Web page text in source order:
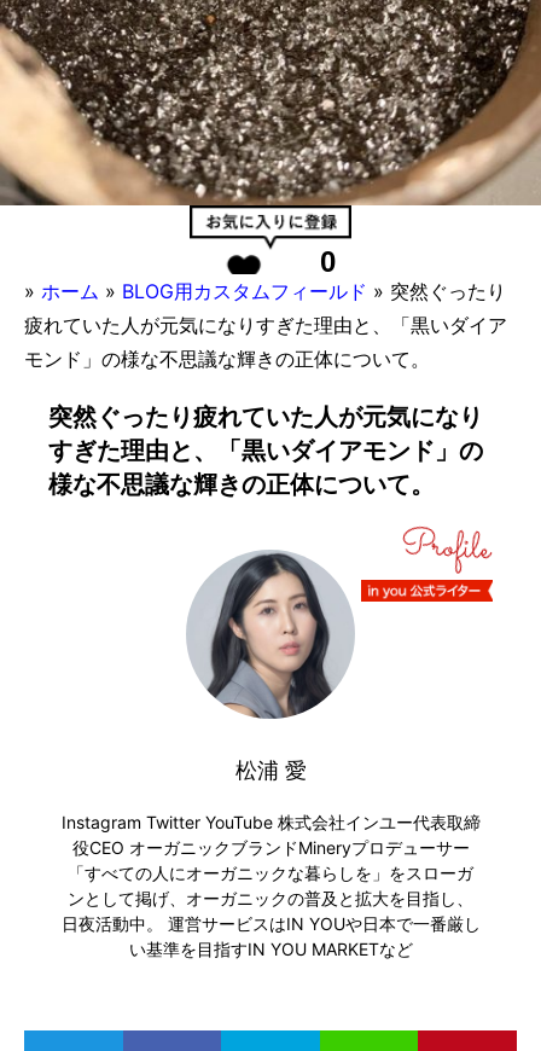
0
» ホーム » BLOG用カスタムフィールド » 突然ぐったり
疲れていた人が元気になりすぎた理由と、「黒いダイア
モンド」の様な不思議な輝きの正体について。
突然ぐったり疲れていた人が元気になり
すぎた理由と、「黒いダイアモンド」の
様な不思議な輝きの正体について。
松浦 愛
Instagram Twitter YouTube株式会社インユー代表取締
役CEO オーガニックブランドMineryプロデューサー
「すべての人にオーガニックな暮らしを」をスローガ
ンとして掲げ、オーガニックの普及と拡大を目指し、
日夜活動中。 運営サービスはIN YOUや日本で一番厳し
い基準を目指すIN YOU MARKETなど